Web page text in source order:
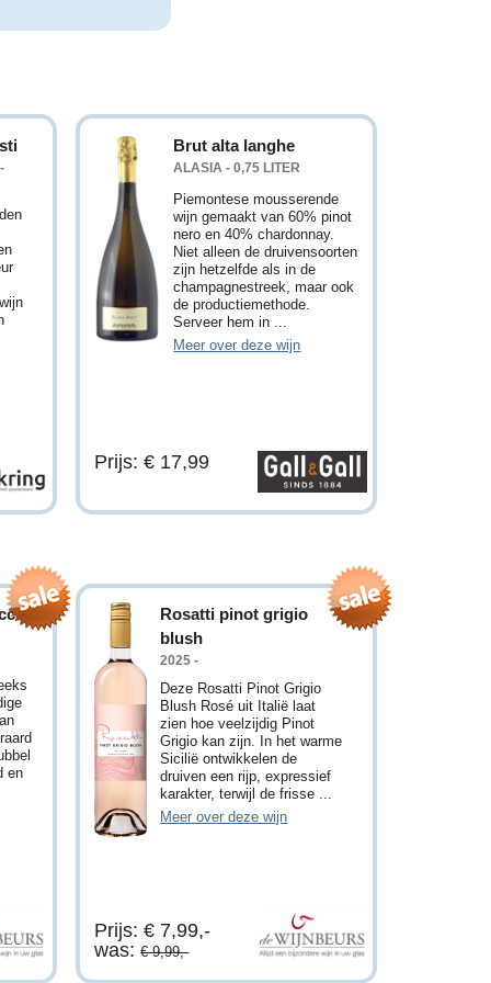
Brut alta langhe
ALASIA - 0,75 LITER
Piemontese mousserende
wijn gemaakt van 60% pinot
nero en 40% chardonnay.
Niet alleen de druivensoorten
zijn hetzelfde als in de
champagnestreek, maar ook
de productiemethode.
Serveer hem in ...
Meer over deze wijn
Prijs: € 17,99
en
Rosatti pinot grigio
blush
2025 -
Deze Rosatti Pinot Grigio
Blush Rosé uit Italië laat
zien hoe veelzijdig Pinot
Grigio kan zijn. In het warme
Sicilië ontwikkelen de
druiven een rijp, expressief
karakter, terwijl de frisse ...
Meer over deze wijn
Prijs: € 7,99,-
was:€ 9,99,-